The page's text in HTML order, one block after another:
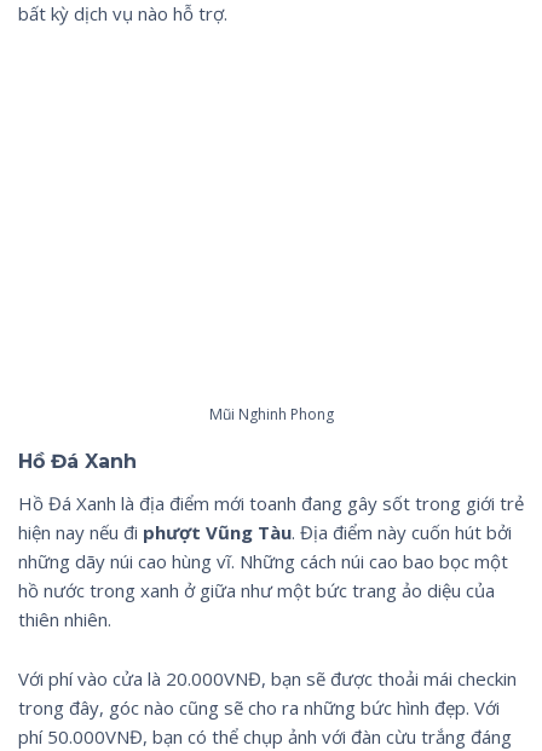
bất kỳ dịch vụ nào hỗ trợ.
Mũi Nghinh Phong
Hồ Đá Xanh
Hồ Đá Xanh là địa điểm mới toanh đang gây sốt trong giới trẻ
hiện nay nếu đi phượt Vũng Tàu. Địa điểm này cuốn hút bởi
những dãy núi cao hùng vĩ. Những cách núi cao bao bọc một
hồ nước trong xanh ở giữa như một bức trang ảo diệu của
thiên nhiên.
Với phí vào cửa là 20.000VNĐ, bạn sẽ được thoải mái checkin
trong đây, góc nào cũng sẽ cho ra những bức hình đẹp. Với
phí 50.000VNĐ, bạn có thể chụp ảnh với đàn cừu trắng đáng